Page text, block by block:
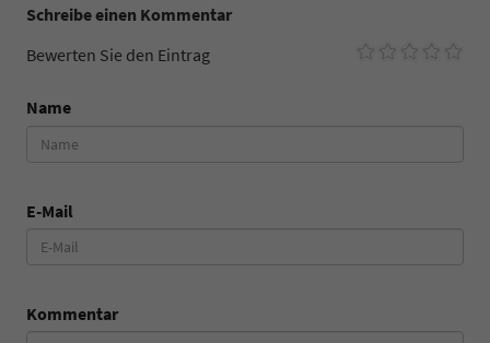
Schreibe einen Kommentar
Bewerten Sie den Eintrag
Name
E-Mail
Kommentar